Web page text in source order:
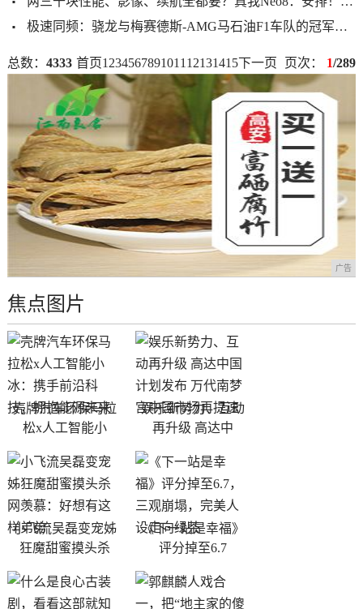
极速同频：骁龙与梅赛德斯-AMG马石油F1车队的冠军之路
总数： 4333 首页1 234567891011 12131415下一页 页次： 1/289
广告
焦点图片
壳牌汽车环保马拉
松x人工智能小
娱乐新势力、互动
再升级 高达中
小飞流吴磊变宠姊
狂魔甜蜜摸头杀
《下一站是幸福》
评分掉至6.7